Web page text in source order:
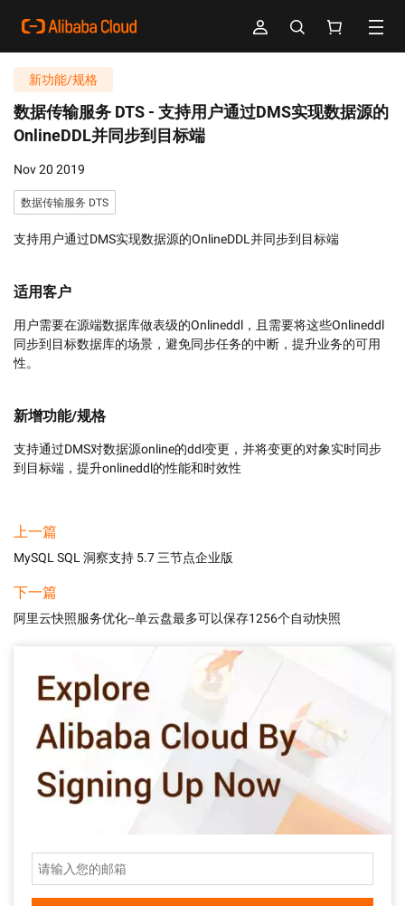
新功能/规格
数据传输服务 DTS - 支持用户通过DMS实现数据源的
OnlineDDL并同步到目标端
Nov 20 2019
数据传输服务 DTS
支持用户通过DMS实现数据源的OnlineDDL并同步到目标端
适用客户
用户需要在源端数据库做表级的Onlineddl，且需要将这些Onlineddl
同步到目标数据库的场景，避免同步任务的中断，提升业务的可用
性。
新增功能/规格
支持通过DMS对数据源online的ddl变更，并将变更的对象实时同步
到目标端，提升onlineddl的性能和时效性
上一篇
MySQL SQL 洞察支持 5.7 三节点企业版
下一篇
阿里云快照服务优化--单云盘最多可以保存1256个自动快照